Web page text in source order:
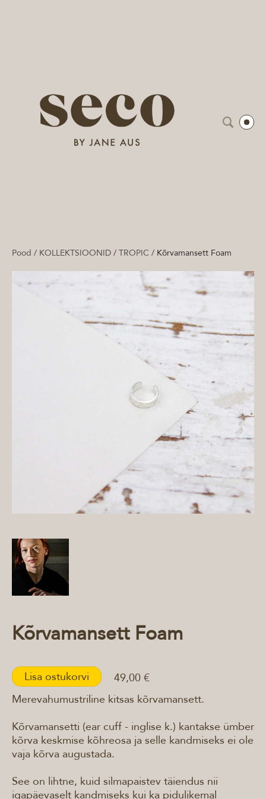
Pood / KOLLEKTSIOONID / TROPIC / Kõrvamansett Foam
Kõrvamansett Foam
Lisa ostukorvi
49,00 €
Merevahumustriline kitsas kõrvamansett.
Kõrvamansetti (ear cuff - inglise k.) kantakse ümber
kõrva keskmise kõhreosa ja selle kandmiseks ei ole
vaja kõrva augustada.
See on lihtne, kuid silmapaistev täiendus nii
igapäevaselt kandmiseks kui ka pidulikemal